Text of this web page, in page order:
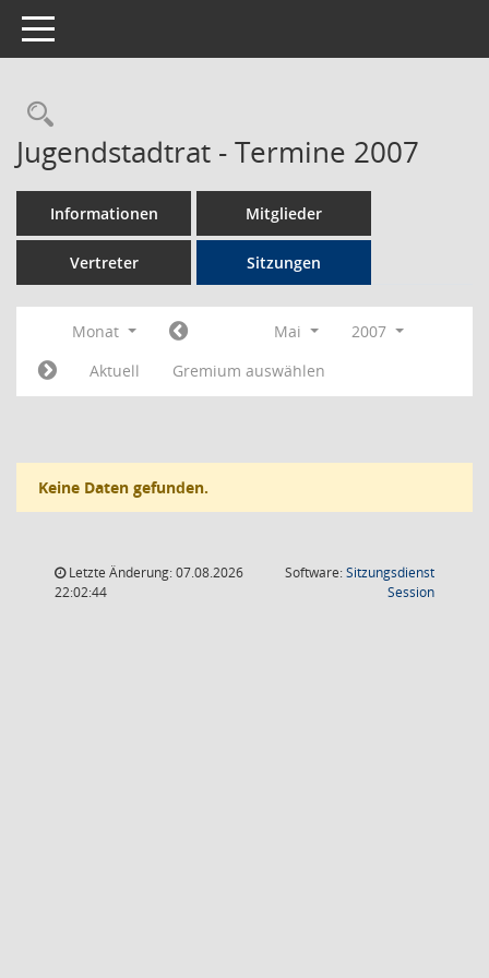
Toggle navigation
Rechercheauswahl
Jugendstadtrat - Termine 2007
Informationen Mitglieder
Vertreter Sitzungen
Monat Mai
2007
Aktuell
Gremium auswählen
Keine Daten gefunden.
Letzte Änderung: 07.08.2026
22:02:44
Software:Sitzungsdienst
Session(Wird in